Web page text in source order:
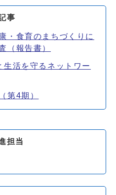
事
・食育のまちづくりに
（報告書）
活を守るネットワー
第4期）
担当